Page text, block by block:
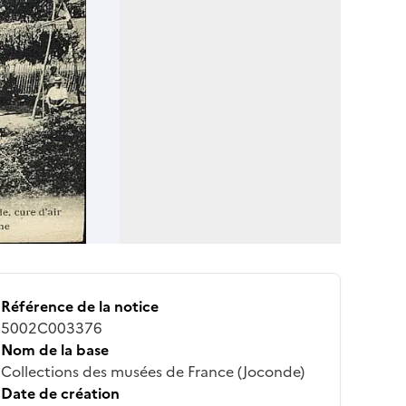
Référence de la notice
5002C003376
Nom de la base
Collections des musées de France (Joconde)
Date de création